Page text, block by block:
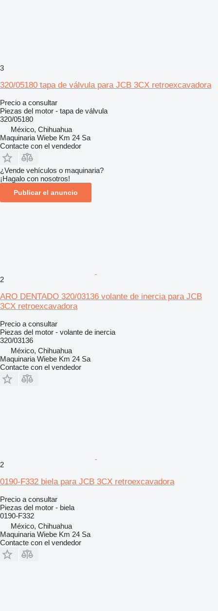
3
320/05180 tapa de válvula para JCB 3CX retroexcavadora
Precio a consultar
Piezas del motor - tapa de válvula
320/05180
México, Chihuahua
Maquinaria Wiebe Km 24 Sa
Contacte con el vendedor
¿Vende vehículos o maquinaria?
¡Hagalo con nosotros!
Publicar el anuncio
2
ARO DENTADO 320/03136 volante de inercia para JCB
3CX retroexcavadora
Precio a consultar
Piezas del motor - volante de inercia
320/03136
México, Chihuahua
Maquinaria Wiebe Km 24 Sa
Contacte con el vendedor
2
0190-F332 biela para JCB 3CX retroexcavadora
Precio a consultar
Piezas del motor - biela
0190-F332
México, Chihuahua
Maquinaria Wiebe Km 24 Sa
Contacte con el vendedor